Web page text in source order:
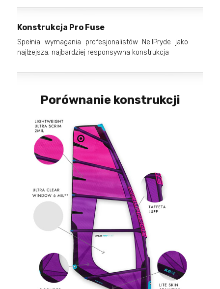
Konstrukcja Pro Fuse
Spełnia wymagania profesjonalistów NeilPryde jako
najlżejsza, najbardziej responsywna konstrukcja
Porównanie konstrukcji